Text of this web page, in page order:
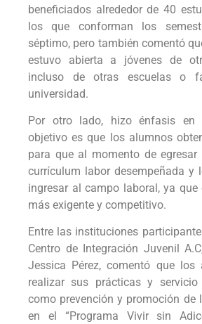
beneficiados alrededor de 40
los que conforman los
séptimo, pero también comentó
estuvo abierta a jóvenes de
incluso de otras escuelas o
universidad.
Por otro lado, hizo énfasis en
objetivo es que los alumnos
para que al momento de
currículum labor desempeñada y
ingresar al campo laboral, ya que
más exigente y competitivo.
Entre las instituciones
Centro de Integración Juvenil
Jessica Pérez, comentó que los
realizar sus prácticas y
como prevención y promoción de
en el “Programa Vivir sin